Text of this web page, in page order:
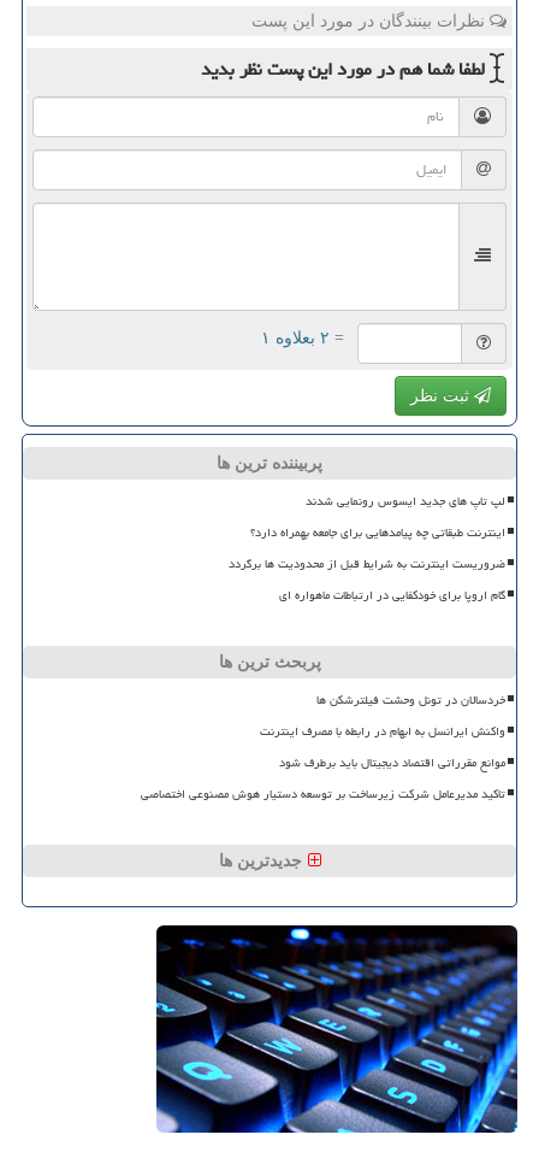
نظرات بینندگان در مورد این پست
لطفا شما همدر مورد این پستنظر بدید
= ۲ بعلاوه ۱
ثبت نظر
پربیننده ترین ها
لپ تاپ های جدید ایسوس رونمایی شدند
اینترنت طبقاتی چه پیامدهایی برای جامعه بهمراه دارد؟
ضروریست اینترنت به شرایط قبل از محدودیت ها برگردد
گام اروپا برای خودکفایی در ارتباطات ماهواره ای
پربحث ترین ها
خردسالان در تونل وحشت فیلترشکن ها
واکنش ایرانسل به ابهام در رابطه با مصرف اینترنت
موانع مقرراتی اقتصاد دیجیتال باید برطرف شود
تاکید مدیرعامل شرکت زیرساخت بر توسعه دستیار هوش مصنوعی اختصاصی
جدیدترین ها